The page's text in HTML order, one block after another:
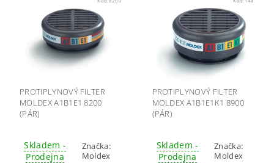
PROTIPLYNOVÝ FILTER
MOLDEX A1B1E1 8200
(PÁR)
Skladem -
Prodejna
Značka:
Moldex
PROTIPLYNOVÝ FILTER
MOLDEX A1B1E1K1 8900
(PÁR)
Skladem -
Prodejna
Značka:
Moldex